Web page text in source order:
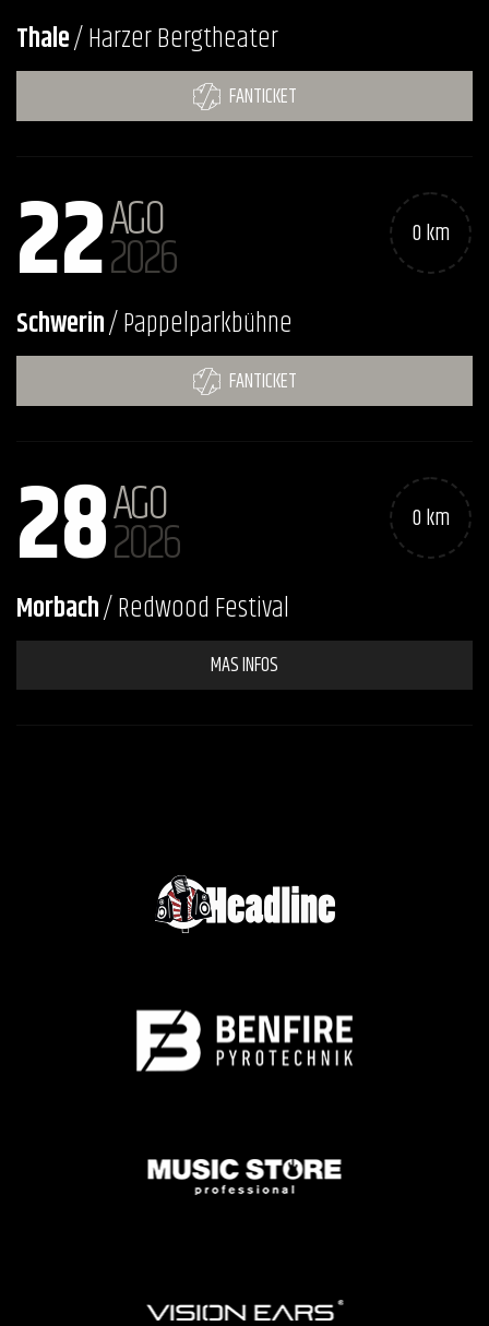
Thale/ Harzer Bergtheater
FANTICKET
22AGO
2026 0 km
Schwerin/ Pappelparkbühne
FANTICKET
28AGO
2026 0 km
Morbach/ Redwood Festival
MAS INFOS